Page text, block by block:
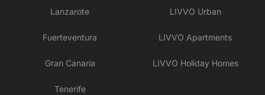
Lanzarote
Fuerteventura
Gran Canaria
Tenerife
LIVVO Urban
LIVVO Apartments
LIVVO Holiday Homes